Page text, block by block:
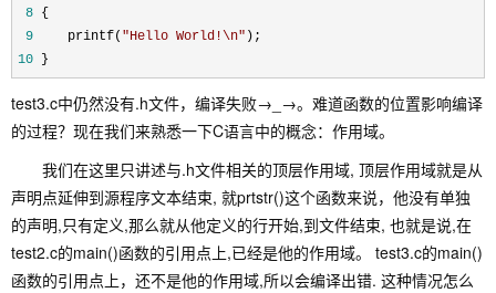
8 {
9 printf( "Hello World!\n" );
10 }
test3.c中仍然没有.h文件，编译失败→_→。难道函数的位置影响编译
的过程？现在我们来熟悉一下C语言中的概念：作用域。
我们在这里只讲述与.h文件相关的顶层作用域, 顶层作用域就是从
声明点延伸到源程序文本结束, 就prtstr()这个函数来说，他没有单独
的声明,只有定义,那么就从他定义的行开始,到文件结束, 也就是说,在
test2.c的main()函数的引用点上,已经是他的作用域。 test3.c的main()
函数的引用点上，还不是他的作用域,所以会编译出错. 这种情况怎么